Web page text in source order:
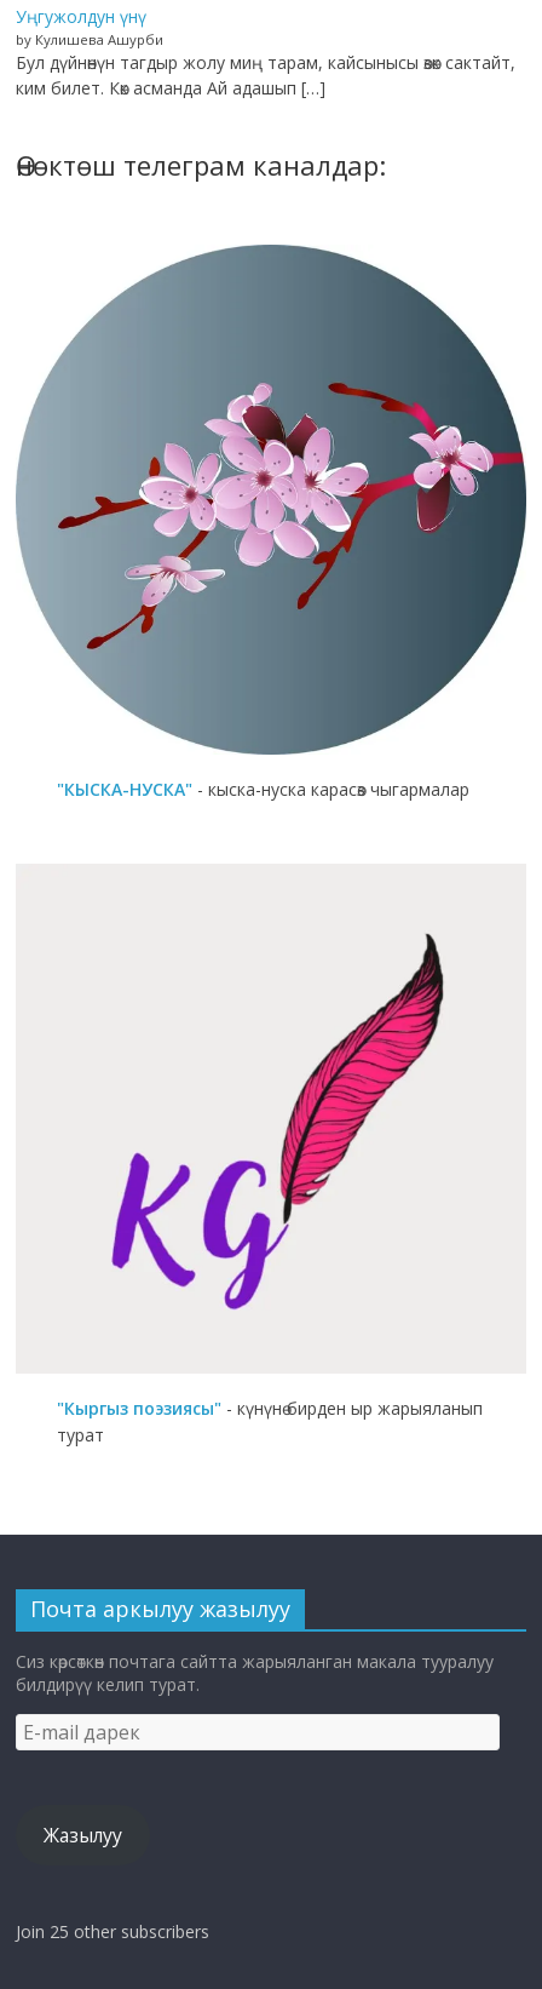
Уңгужолдун үнү
by Кулишева Ашурби
Бул дүйнөнүн тагдыр жолу миң тарам, кайсынысы өзөк сактайт,
ким билет. Көк асманда Ай адашып […]
Өнөктөш телеграм каналдар:
"КЫСКА-НУСКА" - кыска-нуска карасөз чыгармалар
"Кыргыз поэзиясы" - күнүнө бирден ыр жарыяланып
турат
Почта аркылуу жазылуу
Сиз көрсөткөн почтага сайтта жарыяланган макала тууралуу
билдирүү келип турат.
E-
mail
Жазылуу
Join 25 other subscribers